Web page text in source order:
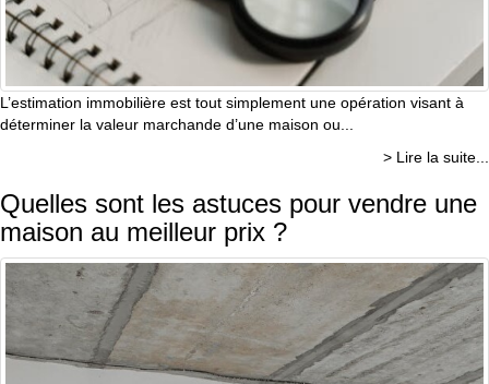
L’estimation immobilière est tout simplement une opération visant à
déterminer la valeur marchande d’une maison ou...
> Lire la suite...
Quelles sont les astuces pour vendre une
maison au meilleur prix ?